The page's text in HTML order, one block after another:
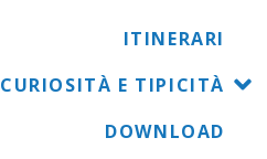
ITINERARI
CURIOSITÀ E TIPICITÀ
DOWNLOAD